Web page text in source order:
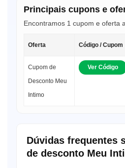
Principais cupons e
Encontramos 1 cupom e oferta
Oferta Código / Cupom
Cupom de
Desconto Meu
Intimo
Ver Código
Dúvidas frequentes
de desconto Meu